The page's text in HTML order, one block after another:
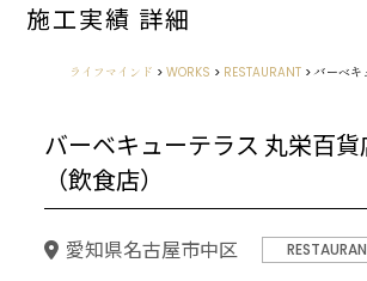
施工実績 詳細
ライフマインド > WORKS > RESTAURANT>バーベキ
バーベキューテラス 丸栄百貨
（飲食店）
愛知県名古屋市中区